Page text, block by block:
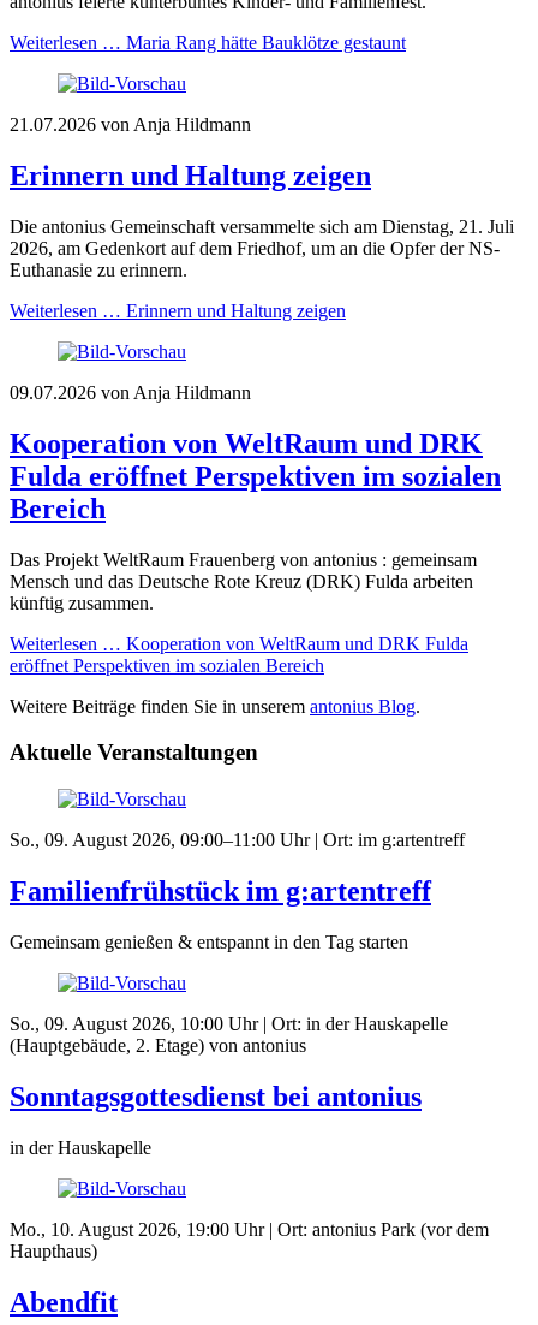
Weiterlesen … Maria Rang hätte Bauklötze gestaunt
21.07.2026 von Anja Hildmann
Erinnern und Haltung zeigen
Die antonius Gemeinschaft versammelte sich am Dienstag, 21. Juli
2026, am Gedenkort auf dem Friedhof, um an die Opfer der NS-
Euthanasie zu erinnern.
Weiterlesen … Erinnern und Haltung zeigen
09.07.2026 von Anja Hildmann
Kooperation von WeltRaum und DRK
Fulda eröffnet Perspektiven im sozialen
Bereich
Das Projekt WeltRaum Frauenberg von antonius : gemeinsam
Mensch und das Deutsche Rote Kreuz (DRK) Fulda arbeiten
künftig zusammen.
Weiterlesen … Kooperation von WeltRaum und DRK Fulda
eröffnet Perspektiven im sozialen Bereich
Weitere Beiträge finden Sie in unserem antonius Blog.
Aktuelle Veranstaltungen
So., 09. August 2026, 09:00–11:00 Uhr | Ort: im g:artentreff
Familienfrühstück im g:artentreff
Gemeinsam genießen & entspannt in den Tag starten
So., 09. August 2026, 10:00 Uhr | Ort: in der Hauskapelle
(Hauptgebäude, 2. Etage) von antonius
Sonntagsgottesdienst bei antonius
in der Hauskapelle
Mo., 10. August 2026, 19:00 Uhr | Ort: antonius Park (vor dem
Haupthaus)
Abendfit